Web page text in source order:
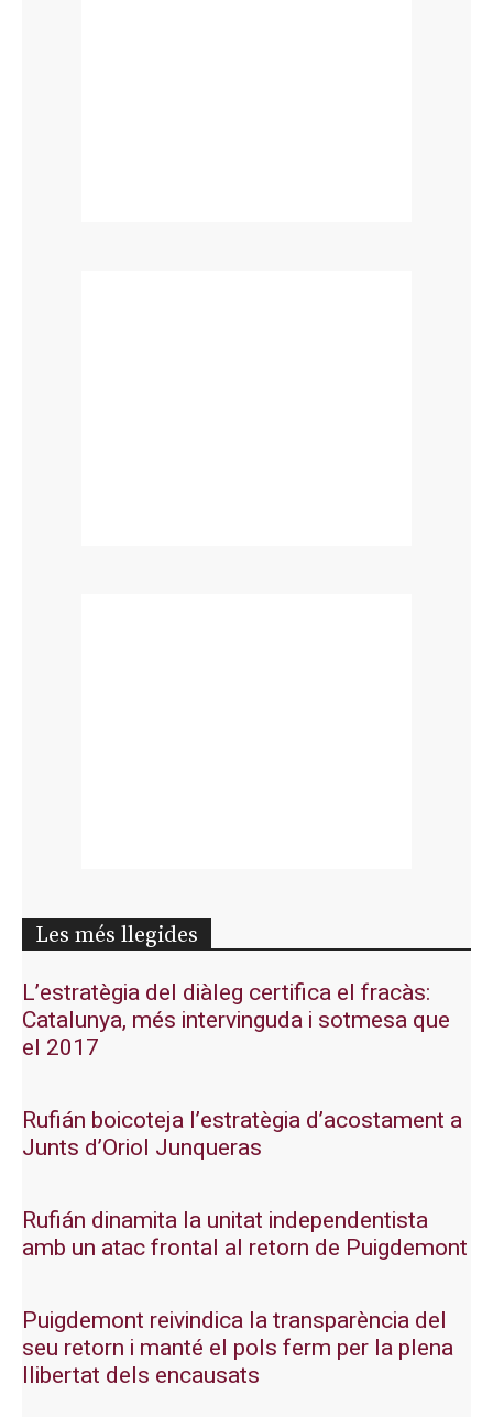
Les més llegides
L’estratègia del diàleg certifica el fracàs:
Catalunya, més intervinguda i sotmesa que
el 2017
Rufián boicoteja l’estratègia d’acostament a
Junts d’Oriol Junqueras
Rufián dinamita la unitat independentista
amb un atac frontal al retorn de Puigdemont
Puigdemont reivindica la transparència del
seu retorn i manté el pols ferm per la plena
llibertat dels encausats